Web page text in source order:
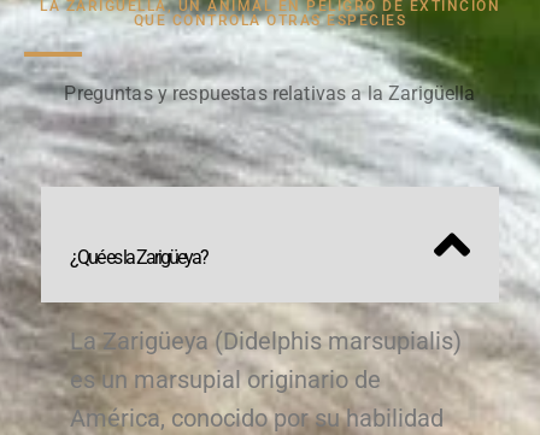
LA ZARIGÜELLA, UN ANIMAL EN PELIGRO DE EXTINCIÓN
QUE CONTROLA OTRAS ESPECIES
Preguntas y respuestas relativas a la Zarigüella
¿Qué es la Zarigüeya?
La Zarigüeya (Didelphis marsupialis)
es un marsupial originario de
América, conocido por su habilidad